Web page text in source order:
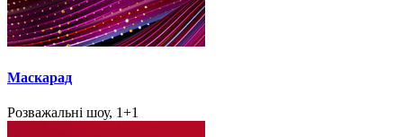
Маскарад
Розважальні шоу, 1+1